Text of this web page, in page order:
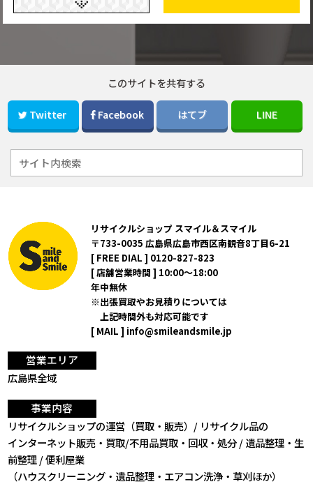
このサイトを共有する
Twitter Facebook はてブ LINE
リサイクルショップ スマイル＆スマイル
〒733-0035 広島県広島市西区南観音8丁目6-21
[ FREE DIAL ] 0120-827-823
[ 店舗営業時間 ] 10:00～18:00
年中無休
出張買取やお見積りについては
上記時間外も対応可能です
[ MAIL ] info@smileandsmile.jp
営業エリア
広島県全域
事業内容
リサイクルショップの運営（買取・販売）/ リサイクル品の
インターネット販売・買取/不用品買取・回収・処分 /遺品整理・生
前整理 / 便利屋業
（ハウスクリーニング・遺品整理・エアコン洗浄・草刈ほか）